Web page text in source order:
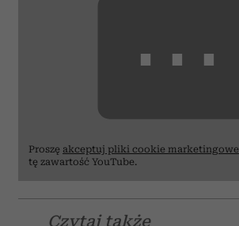
⋯
Proszę akceptuj pliki cookie marketingowe
tę zawartość YouTube.
Czytaj także